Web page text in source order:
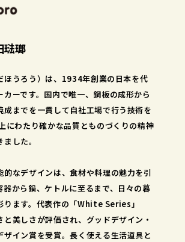
瑯
ほうろう）は、1934年創業の日本を代
カーです。国内で唯一、鋼板の成形から
成までを一貫して自社工場で行う技術を
にわたり確かな品質とものづくりの精神
した。
的なデザインは、食材や料理の魅力を引
器から鍋、ケトルに至るまで、日々の暮
ります。代表作の「White Series」
と美しさが評価され、グッドデザイン・
ザイン賞を受賞。長く使える生活道具と